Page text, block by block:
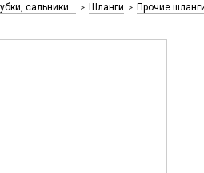
сальники... > Шланги > Прочие